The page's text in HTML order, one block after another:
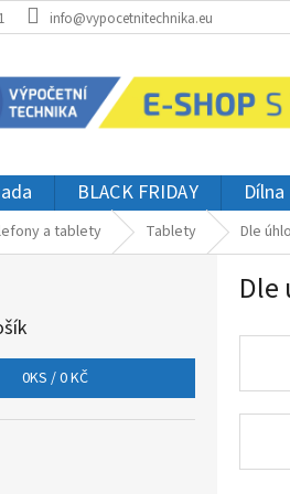
info@vypocetnitechnika.eu
BLACK FRIDAY
a tablety Tablety Dle
0KS /0 KČ